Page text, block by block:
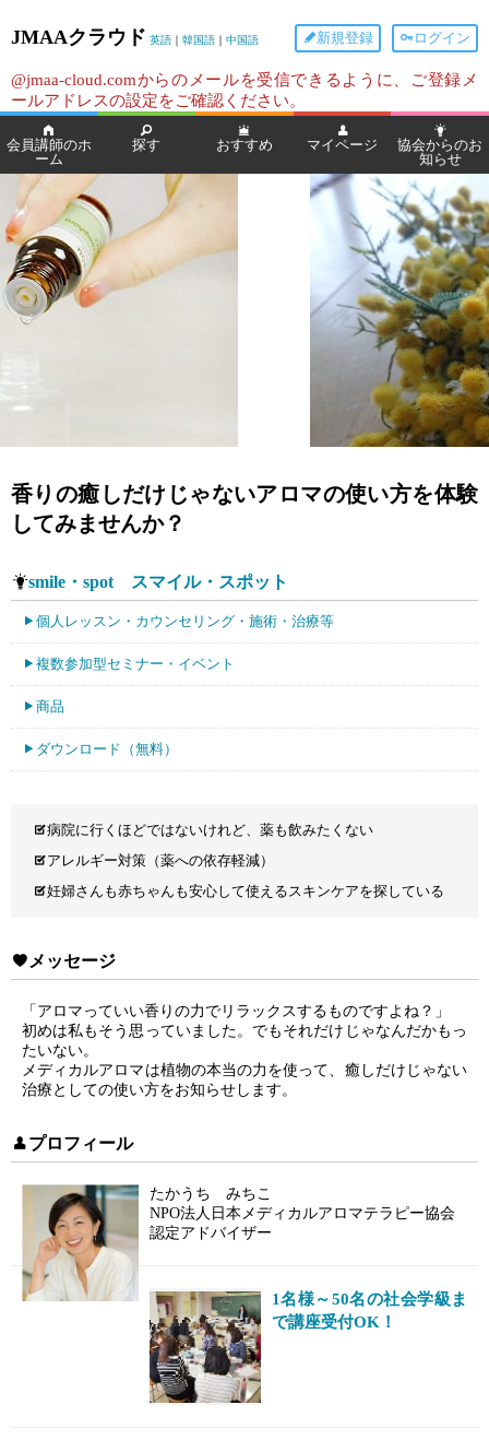
JMAAクラウド 英語 ｜ 韓国語 ｜ 中国語 ログイン
新規登録
@jmaa-cloud.comからのメールを受信できるように、ご登録メ
ールアドレスの設定をご確認ください。
会員講師のホ
ーム
探す おすすめ マイページ
協会からのお
知らせ
香りの癒しだけじゃないアロマの使い方を体験
してみませんか？
smile・spot スマイル・スポット
個人レッスン・カウンセリング・施術・治療等
複数参加型セミナー・イベント
商品
ダウンロード（無料）
病院に行くほどではないけれど、薬も飲みたくない
アレルギー対策（薬への依存軽減）
妊婦さんも赤ちゃんも安心して使えるスキンケアを探している
メッセージ
「アロマっていい香りの力でリラックスするものですよね？」
初めは私もそう思っていました。でもそれだけじゃなんだかもっ
たいない。
メディカルアロマは植物の本当の力を使って、癒しだけじゃない
治療としての使い方をお知らせします。
プロフィール
たかうち みちこ
NPO法人日本メディカルアロマテラピー協会
認定アドバイザー
1名様～50名の社会学級ま
で講座受付OK！